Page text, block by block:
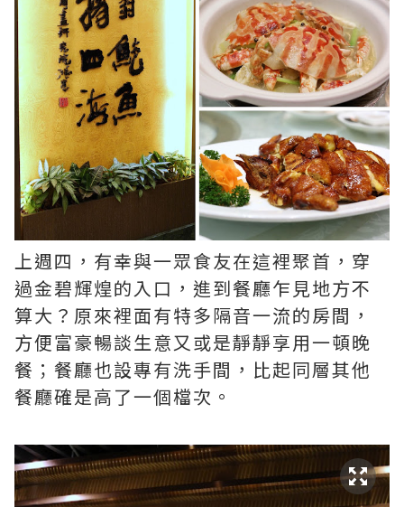
上週四，有幸與一眾食友在這裡聚首，穿
過金碧輝煌的入口，進到餐廳乍見地方不
算大？原來裡面有特多隔音一流的房間，
方便富豪暢談生意又或是靜靜享用一頓晚
餐；餐廳也設專有洗手間，比起同層其他
餐廳確是高了一個檔次。